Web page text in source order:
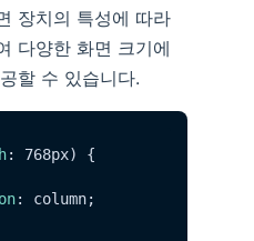
장치의 특성에 따라
다양한 화면 크기에
할 수 있습니다.
: 768px) {
: column;